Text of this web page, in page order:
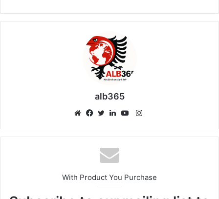
alb365
Instagram
With Product You Purchase